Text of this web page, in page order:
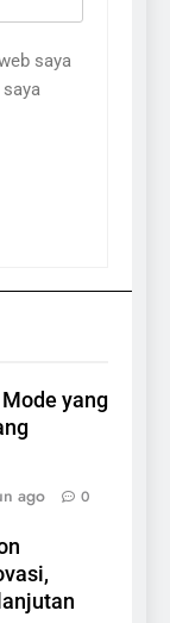
saya
yang
ago 0